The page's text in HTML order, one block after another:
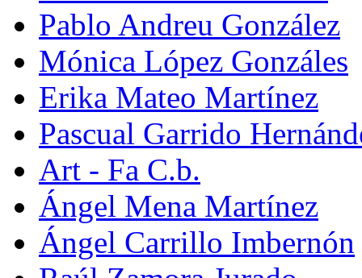
Pablo Andreu González
Mónica López Gonzáles
Erika Mateo Martínez
Pascual Garrido
Art - Fa C.b.
Ángel Mena Martínez
Ángel Carrillo Imbernón